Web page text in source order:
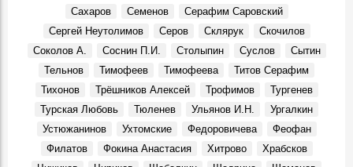
Сахаров
Семенов
Серафим Саровский
Сергей Неутолимов
Серов Склярук
Скочилов
Соколов А.
Соснин П.И. Столыпин Суслов
Сытин
Тельнов
Тимофеев Тимофеева
Титов Серафим
Тихонов
Трёшников Алексей Трофимов
Тургенев
Турская Любовь
Тюленев Ульянов И.Н.
Ургалкин
Устюжанинов
Ухтомские Федоровичева
Феофан
Филатов
Фокина Анастасия Хитрово
Храбсков